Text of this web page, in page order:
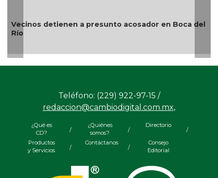
Vecinos detienen a presunto acosador en Boca del
Río
Teléfono: (229) 922-97-15 /
redaccion@cambiodigital.com.mx,
¿Qué es
CD?
/
¿Quiénes
somos?
/
Directorio
/
Productos
y Servicios
/
Contáctanos
/
Consejo
Editorial